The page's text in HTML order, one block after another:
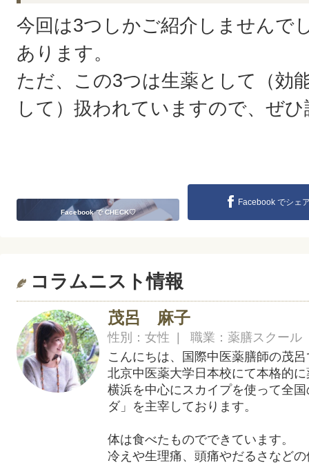
今回は3つしかご紹介しませんで
あります。
ただ、この3つは生薬として（効
して）扱われていますので、ぜ
Facebook で CHECK♡
Facebook でシェ
コラムニスト情報
茂呂 麻子
性別：女性 | 職業：薬膳スクール
こんにちは、国際中医薬膳師の茂
北京中医薬大学日本校にて本格的
横浜を中心にスカイプを使って全
ダ」を主宰しております。
体は食べたものでできています。
冷えや生理痛、頭痛やだるさなど